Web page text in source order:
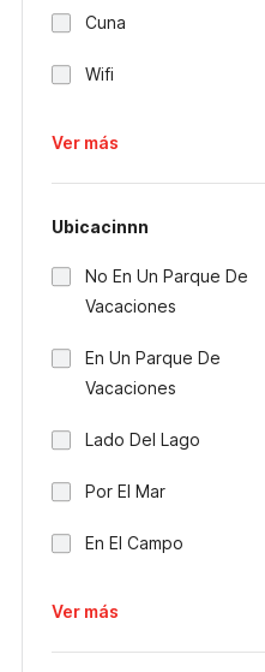
Cuna
Wifi
Ver más
Ubicacinnn
No En Un Parque De
Vacaciones
En Un Parque De
Vacaciones
Lado Del Lago
Por El Mar
En El Campo
Ver más